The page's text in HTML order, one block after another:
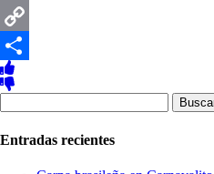
Email
Copy
Link
Compartir
Entradas recientes